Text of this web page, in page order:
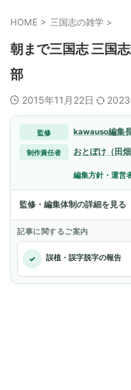
HOME > 三国志の雑学 >
朝まで三国志 三国
部
2015年11月22日
監修 kawauso編集
制作責任者 おとぼけ（田畑
編集方針・運営
監修・編集体制の詳細を見る
記事に関するご案内
✓ 誤植・誤字脱字の報告